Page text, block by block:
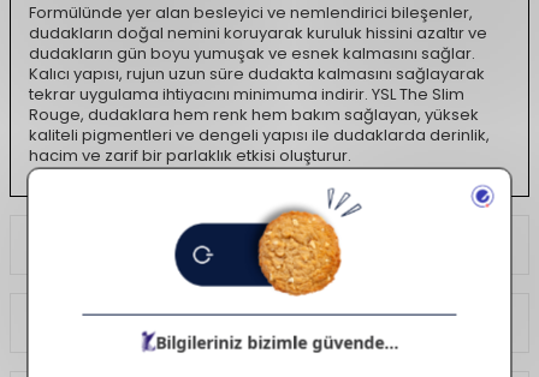
Formülünde yer alan besleyici ve nemlendirici bileşenler,
dudakların doğal nemini koruyarak kuruluk hissini azaltır ve
dudakların gün boyu yumuşak ve esnek kalmasını sağlar.
Kalıcı yapısı, rujun uzun süre dudakta kalmasını sağlayarak
tekrar uygulama ihtiyacını minimuma indirir. YSL The Slim
Rouge, dudaklara hem renk hem bakım sağlayan, yüksek
kaliteli pigmentleri ve dengeli yapısı ile dudaklarda derinlik,
hacim ve zarif bir parlaklık etkisi oluşturur.
Ödeme Seçenekleri
Yorumlar